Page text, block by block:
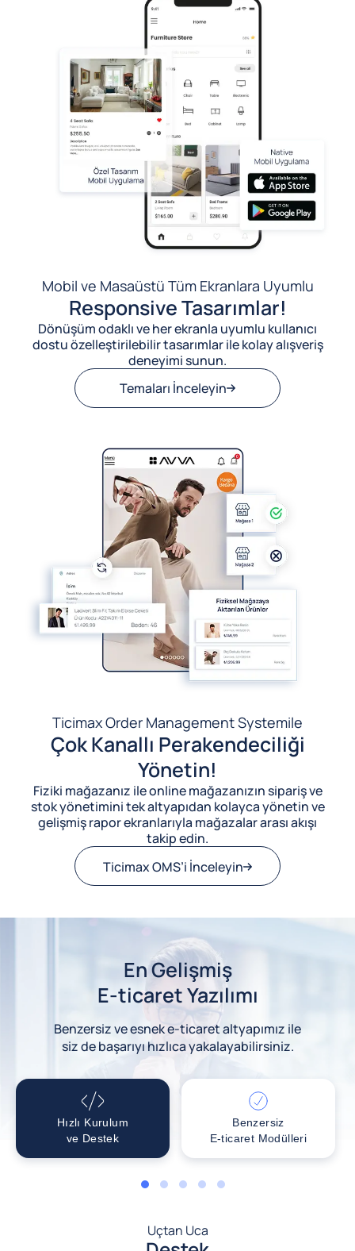
Mobil ve Masaüstü Tüm Ekranlara Uyumlu
Responsive Tasarımlar!
Dönüşüm odaklı ve her ekranla uyumlu kullanıcı
dostu özelleştirilebilir tasarımlar ile kolay alışveriş
deneyimi sunun.
Temaları İnceleyin
Ticimax Order Management Systemile
Çok Kanallı Perakendeciliği
Yönetin!
Fiziki mağazanız ile online mağazanızın sipariş ve
stok yönetimini tek altyapıdan kolayca yönetin ve
gelişmiş rapor ekranlarıyla mağazalar arası akışı
takip edin.
Ticimax OMS’i İnceleyin
En Gelişmiş
E-ticaret Yazılımı
Benzersiz ve esnek e-ticaret altyapımız ile
siz de başarıyı hızlıca yakalayabilirsiniz.
Hızlı Kurulum
ve Destek
Benzersiz
E-ticaret Modülleri
1 2 3 4 5
Uçtan Uca